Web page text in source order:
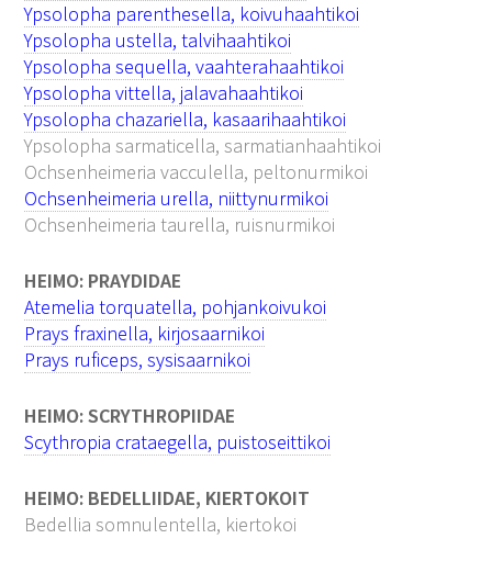
Ypsolopha parenthesella, koivuhaahtikoi
Ypsolopha ustella, talvihaahtikoi
Ypsolopha sequella, vaahterahaahtikoi
Ypsolopha vittella, jalavahaahtikoi
Ypsolopha chazariella, kasaarihaahtikoi
Ypsolopha sarmaticella, sarmatianhaahtikoi
Ochsenheimeria vacculella, peltonurmikoi
Ochsenheimeria urella, niittynurmikoi
Ochsenheimeria taurella, ruisnurmikoi
HEIMO: PRAYDIDAE
Atemelia torquatella, pohjankoivukoi
Prays fraxinella, kirjosaarnikoi
Prays ruficeps, sysisaarnikoi
HEIMO: SCRYTHROPIIDAE
Scythropia crataegella, puistoseittikoi
HEIMO: BEDELLIIDAE, KIERTOKOIT
Bedellia somnulentella, kiertokoi